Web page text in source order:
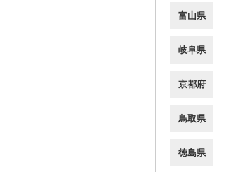
富山県
岐阜県
京都府
鳥取県
徳島県